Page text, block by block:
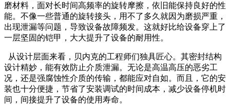
磨材料，面对长时间高频率的旋转摩擦，依旧能保持良好的性
能。不像一些普通的旋转接头，用不了多久就因为磨损严重，
出现泄漏等问题，导致设备故障频发。这就好比给设备穿上了
一层坚固的铠甲，大大提升了设备的耐用性。
从设计层面来看，贝内克的工程师们独具匠心。其密封结构
设计精妙，能有效防止介质泄漏。无论是高温高压的恶劣工
况，还是强腐蚀性介质的传输，都能应对自如。而且，它的安
装也十分便捷，节省了安装调试的时间成本，减少设备停机时
间，间接提升了设备的使用寿命。